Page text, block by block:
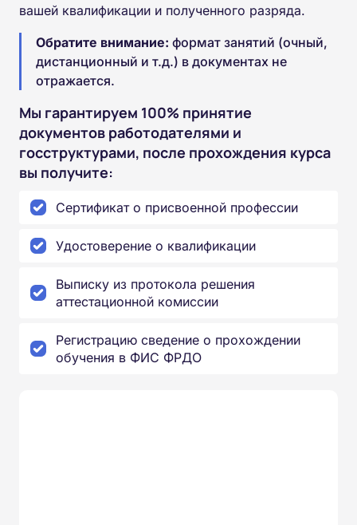
вашей квалификации и полученного разряда.
Обратите внимание: формат занятий (очный,
дистанционный и т.д.) в документах не
отражается.
Мы гарантируем 100% принятие
документов работодателями и
госструктурами, после прохождения курса
вы получите:
Сертификат о присвоенной профессии
Удостоверение о квалификации
Выписку из протокола решения
аттестационной комиссии
Регистрацию сведение о прохождении
обучения в ФИС ФРДО